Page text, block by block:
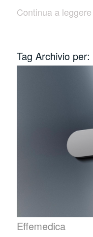
Continua a leggere
Tag Archivio per:
Effemedica